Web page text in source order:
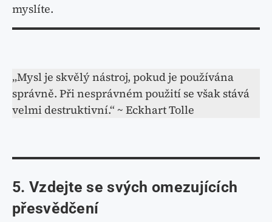
myslíte.
„Mysl je skvělý nástroj, pokud je používána
správně. Při nesprávném použití se však stává
velmi destruktivní.“ ~ Eckhart Tolle
5. Vzdejte se svých omezujících
přesvědčení